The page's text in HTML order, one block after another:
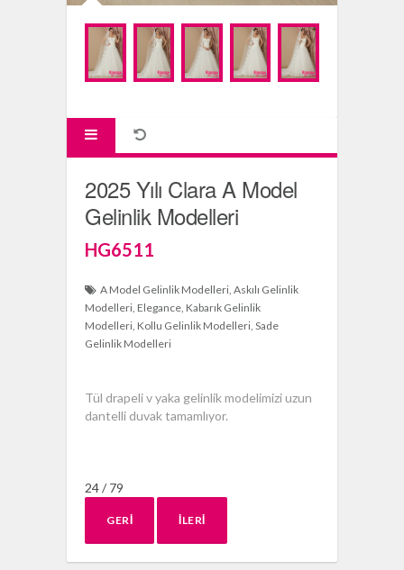
2025 Yılı Clara A Model
Gelinlik Modelleri
HG6511
A Model Gelinlik Modelleri Askılı Gelinlik
Modelleri Elegance Kabarık Gelinlik
Modelleri Kollu Gelinlik Modelleri Sade
Gelinlik Modelleri
Tül drapeli v yaka gelinlik modelimizi uzun
dantelli duvak tamamlıyor.
24 / 79